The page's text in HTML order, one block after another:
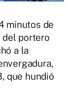
minutos de
del portero
a la
que hundió